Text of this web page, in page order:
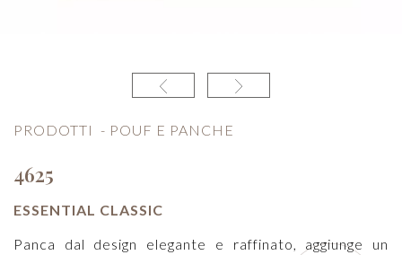
PRODOTTI - POUF E PANCHE
4625
ESSENTIAL CLASSIC
Panca dal design elegante e raffinato, aggiunge un